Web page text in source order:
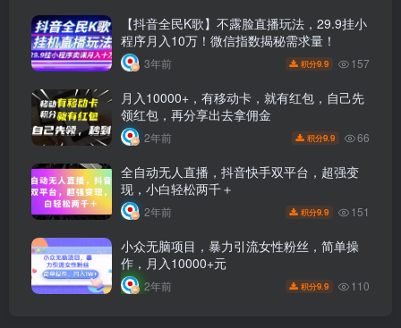
【抖音全民K歌】不露脸直播玩法，29.9挂小
程序月入10万！微信指数揭秘需求量！
3年前 积分9.9 157
月入10000+，有移动卡，就有红包，自己先
领红包，再分享出去拿佣金
2年前 积分9.9 66
全自动无人直播，抖音快手双平台，超强变
现，小白轻松两千＋
2年前 积分9.9 151
小众无脑项目，暴力引流女性粉丝，简单操
作，月入10000+元
2年前 积分9.9 110